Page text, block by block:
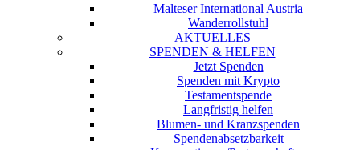
Malteser International Austria
Wanderrollstuhl
AKTUELLES
SPENDEN & HELFEN
Jetzt Spenden
Spenden mit Krypto
Testamentspende
Langfristig helfen
Blumen- und Kranzspenden
Spendenabsetzbarkeit